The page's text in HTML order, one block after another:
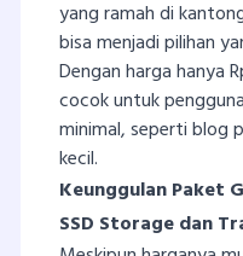
yang ramah di
bisa menjadi pilihan
Dengan harga hanya
cocok untuk
minimal, seperti blog
kecil.
Keunggulan Paket
SSD Storage dan